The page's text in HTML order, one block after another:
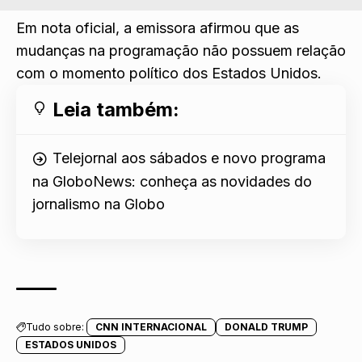
Em nota oficial, a emissora afirmou que as
mudanças na programação não possuem relação
com o momento político dos Estados Unidos.
Leia também:
Telejornal aos sábados e novo programa
na GloboNews: conheça as novidades do
jornalismo na Globo
Tudo sobre: CNN INTERNACIONAL
DONALD TRUMP
ESTADOS UNIDOS